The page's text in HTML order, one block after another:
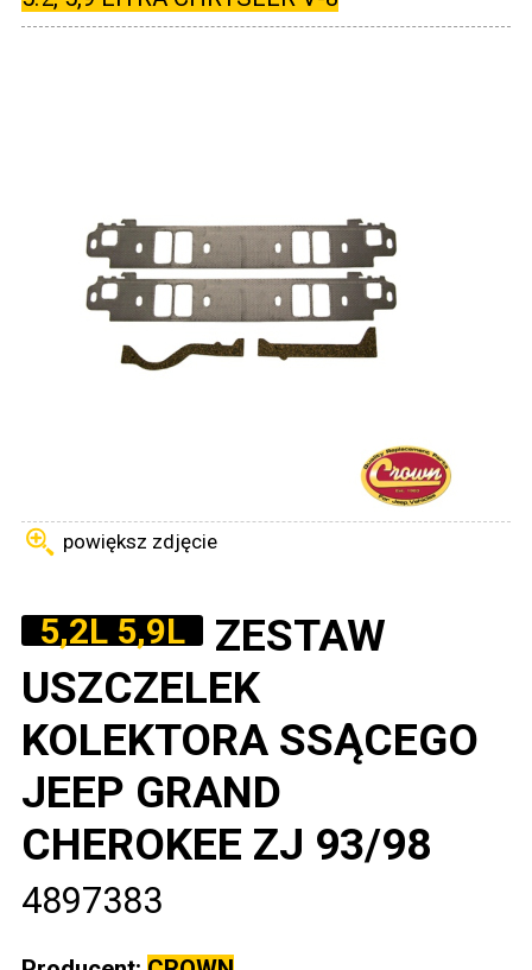
powiększ zdjęcie
5,2L 5,9L
ZESTAW
USZCZELEK
KOLEKTORA SSĄCEGO
JEEP GRAND
CHEROKEE ZJ 93/98
4897383